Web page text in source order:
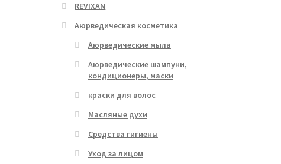
REVIXAN
Аюрведическая косметика
Аюрведические мыла
Аюрведические шампуни,
кондиционеры, маски
краски для волос
Масляные духи
Средства гигиены
Уход за лицом